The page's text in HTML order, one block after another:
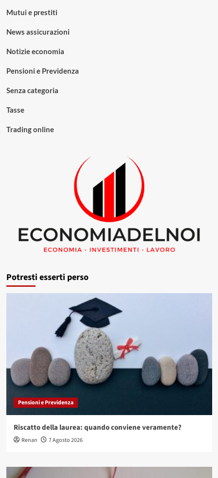
Mutui e prestiti
News assicurazioni
Notizie economia
Pensioni e Previdenza
Senza categoria
Tasse
Trading online
Potresti esserti perso
Pensioni e Previdenza
Riscatto della laurea: quando conviene veramente?
Renan 7 Agosto 2026